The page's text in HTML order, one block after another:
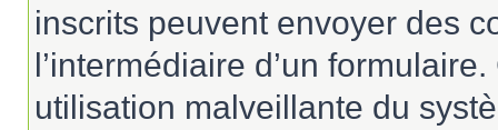
inscrits peuvent envoyer des
l’intermédiaire d’un
utilisation malveillante du